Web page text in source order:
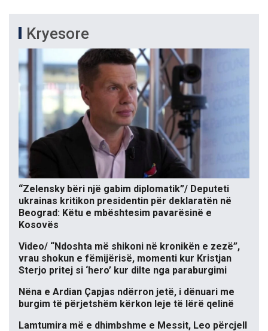
Kryesore
“Zelensky bëri një gabim diplomatik”/ Deputeti
ukrainas kritikon presidentin për deklaratën në
Beograd: Këtu e mbështesim pavarësinë e
Kosovës
Video/ “Ndoshta më shikoni në kronikën e zezë”,
vrau shokun e fëmijërisë, momenti kur Kristjan
Sterjo pritej si ‘hero’ kur dilte nga paraburgimi
Nëna e Ardian Çapjas ndërron jetë, i dënuari me
burgim të përjetshëm kërkon leje të lërë qelinë
Lamtumira më e dhimbshme e Messit, Leo përcjell